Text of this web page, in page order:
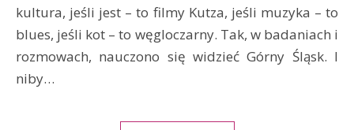
kultura, jeśli jest – to filmy Kutza, jeśli muzyka – to
blues, jeśli kot – to węgloczarny. Tak, w badaniach i
rozmowach, nauczono się widzieć Górny Śląsk. I
niby…